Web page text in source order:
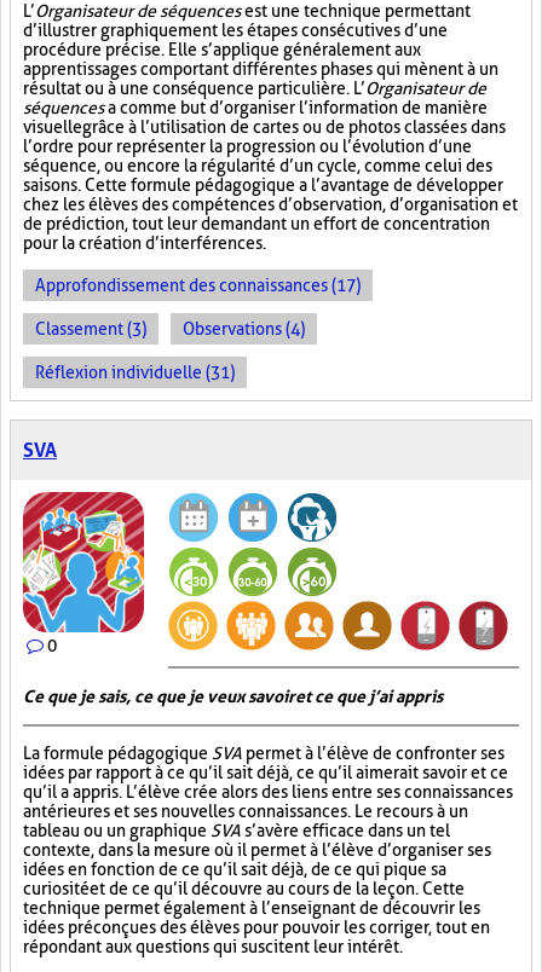
L’Organisateur de séquencesest une technique permettant
d’illustrer graphiquement les étapes consécutives d’une
procédure précise. Elle s’applique généralement aux
apprentissages comportant différentes phases qui mènent à un
résultat ou à une conséquence particulière. L’Organisateur de
séquencesa comme but d’organiser l’information de manière
visuellegrâce à l’utilisation de cartes ou de photos classées dans
l’ordre pour représenter la progression ou l’évolution d’une
séquence, ou encore la régularité d’un cycle, comme celui des
saisons. Cette formule pédagogique a l’avantage de développer
chez les élèves des compétences d’observation, d’organisation et
de prédiction, tout leur demandant un effort de concentration
pour la création d’interférences.
Approfondissement des connaissances (17)
Classement (3) Observations (4)
Réflexion individuelle (31)
SVA
0
Ce que je sais, ce que je veux savoir et ce que j’ai appris
La formule pédagogique SVA permet à l’élève de confronter ses
idées par rapport à ce qu’il sait déjà, ce qu’il aimerait savoir et ce
qu’il a appris. L’élève crée alors des liens entre ses connaissances
antérieures et ses nouvelles connaissances. Le recours à un
tableau ou un graphique SVA s’avère efficace dans un tel
contexte, dans la mesure où il permet à l’élève d’organiser ses
idées en fonction de ce qu’il sait déjà, de ce qui pique sa
curiosité et de ce qu’il découvre au cours de la leçon. Cette
technique permet également à l’enseignant de découvrir les
idées préconçues des élèves pour pouvoir les corriger, tout en
répondant aux questions qui suscitent leur intérêt.